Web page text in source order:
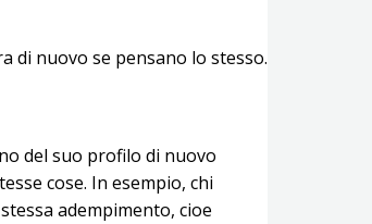
di nuovo se pensano lo stesso.
del suo profilo di nuovo
cose. In esempio, chi
adempimento, cioe